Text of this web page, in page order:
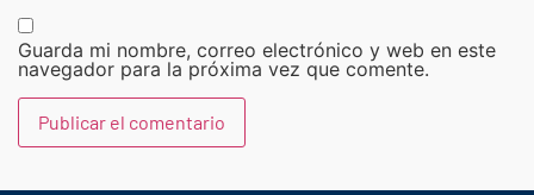
Guarda mi nombre, correo electrónico y web en este
navegador para la próxima vez que comente.